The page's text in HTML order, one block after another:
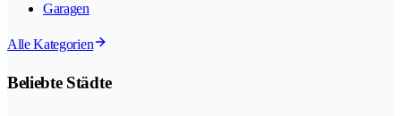
Garagen
Alle Kategorien
Beliebte Städte